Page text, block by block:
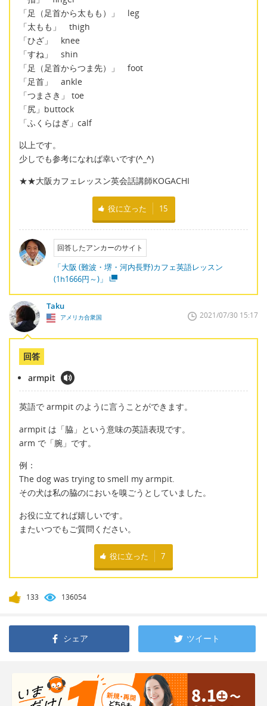
「足（足首から太もも）」 leg
「太もも」 thigh
「ひざ」 knee
「すね」 shin
「足（足首からつま先）」 foot
「足首」 ankle
「つまさき」 toe
「尻」buttock
「ふくらはぎ」calf
以上です。
少しでも参考になれば幸いです(^_^)
★★大阪カフェレッスン英会話講師KOGACHI
役に立った 15
回答したアンカーのサイト
「大阪 (難波・堺・河内長野)カフェ英語レッスン
(1h1666円～)」
Taku
アメリカ合衆国 2021/07/30 15:17
回答
armpit
英語で armpit のように言うことができます。
armpit は「脇」という意味の英語表現です。
arm で「腕」です。
例：
The dog was trying to smell my armpit.
その犬は私の脇のにおいを嗅ごうとしていました。
お役に立てれば嬉しいです。
またいつでもご質問ください。
役に立った 7
133 136054
シェア ツイート